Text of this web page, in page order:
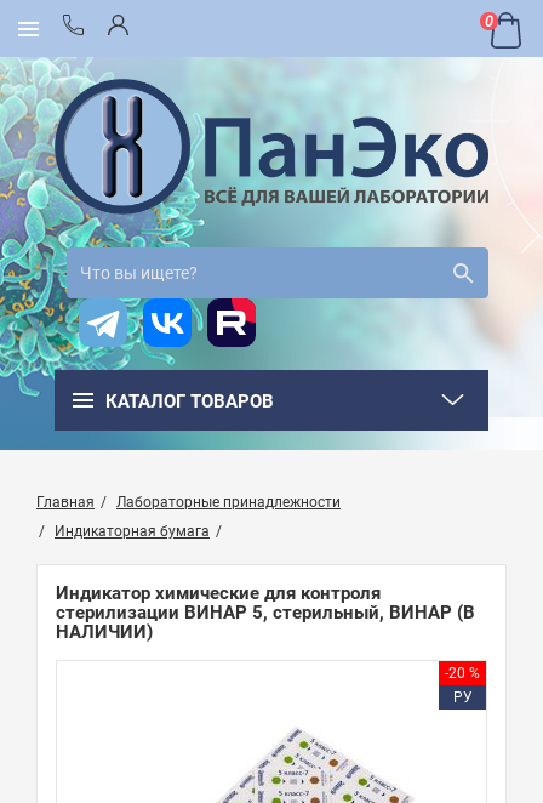
0
КАТАЛОГ ТОВАРОВ
Главная
Лабораторные принадлежности
Индикаторная бумага
Индикатор химические для контроля
стерилизации ВИНАР 5, стерильный, ВИНАР (В
НАЛИЧИИ)
-20 %
РУ